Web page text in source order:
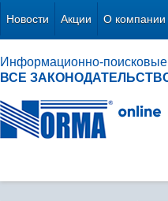
Новости Акции О компании
Информационно-
ВСЕ